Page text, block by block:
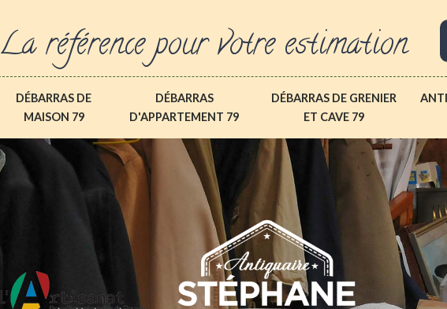
La référence pour votre estimation
DÉBARRAS DE
MAISON 79
DÉBARRAS
D'APPARTEMENT 79
DÉBARRAS DE GRENIER
ET CAVE 79